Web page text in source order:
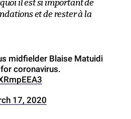
il est si important de
et de rester à la
midfielder Blaise Matuidi
coronavirus.
17, 2020